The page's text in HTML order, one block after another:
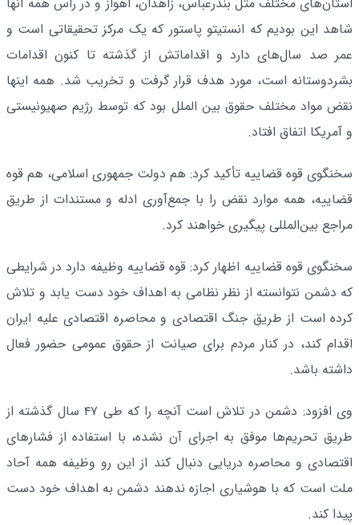
شاهد این بودیم که انستیتو پاستور که یک مرکز تحقیقاتی است و
عمر صد سال‌های دارد و اقداماتش از گذشته تا کنون اقدامات
بشردوستانه است، مورد هدف قرار گرفت و تخریب شد. همه اینها
نقض مواد مختلف حقوق بین الملل بود که توسط رژیم صهیونیستی
و آمریکا اتفاق افتاد.
سخنگوی قوه قضاییه تأکید کرد: هم دولت جمهوری اسلامی، هم قوه
قضاییه، همه موارد نقض را با جمع‌آوری ادله و مستندات از طریق
مراجع بین‌المللی پیگیری خواهند کرد.
سخنگوی قوه قضاییه اظهار کرد: قوه قضاییه وظیفه دارد در شرایطی
که دشمن نتوانسته از نظر نظامی به اهداف خود دست یابد و تلاش
کرده است از طریق جنگ اقتصادی و محاصره اقتصادی علیه ایران
اقدام کند، در کنار مردم برای صیانت از حقوق عمومی حضور فعال
داشته باشد.
وی افزود: دشمن در تلاش است آنچه را که طی ۴۷ سال گذشته از
طریق تحریم‌ها موفق به اجرای آن نشده، با استفاده از فشارهای
اقتصادی و محاصره دریایی دنبال کند از این رو وظیفه همه آحاد
ملت است که با هوشیاری اجازه ندهند دشمن به اهداف خود دست
پیدا کند.